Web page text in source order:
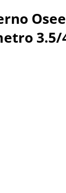
3.5/